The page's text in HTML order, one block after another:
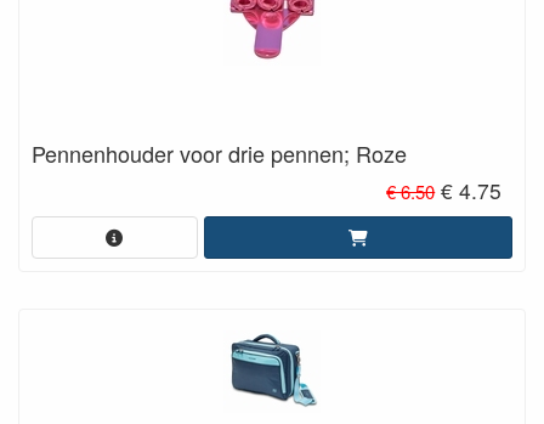
Pennenhouder voor drie pennen; Roze
€ 6.50€ 4.75